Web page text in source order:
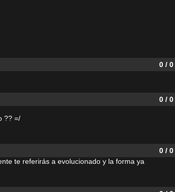
0 / 0
0 / 0
?? =/
0 / 0
te referirás a evolucionado y la forma ya